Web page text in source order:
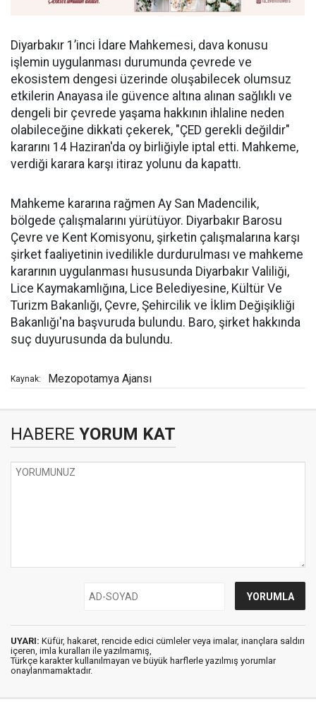
Diyarbakır 1’inci İdare Mahkemesi, dava konusu
işlemin uygulanması durumunda çevrede ve
ekosistem dengesi üzerinde oluşabilecek olumsuz
etkilerin Anayasa ile güvence altına alınan sağlıklı ve
dengeli bir çevrede yaşama hakkının ihlaline neden
olabileceğine dikkati çekerek, "ÇED gerekli değildir"
kararını 14 Haziran'da oy birliğiyle iptal etti. Mahkeme,
verdiği karara karşı itiraz yolunu da kapattı.
Mahkeme kararına rağmen Ay San Madencilik,
bölgede çalışmalarını yürütüyor. Diyarbakır Barosu
Çevre ve Kent Komisyonu, şirketin çalışmalarına karşı
şirket faaliyetinin ivedilikle durdurulması ve mahkeme
kararının uygulanması hususunda Diyarbakır Valiliği,
Lice Kaymakamlığına, Lice Belediyesine, Kültür Ve
Turizm Bakanlığı, Çevre, Şehircilik ve İklim Değişikliği
Bakanlığı'na başvuruda bulundu. Baro, şirket hakkında
suç duyurusunda da bulundu.
Kaynak: Mezopotamya Ajansı
HABERE YORUM KAT
UYARI: Küfür, hakaret, rencide edici cümleler veya imalar, inançlara saldırı
içeren, imla kuralları ile yazılmamış,
Türkçe karakter kullanılmayan ve büyük harflerle yazılmış yorumlar
onaylanmamaktadır.